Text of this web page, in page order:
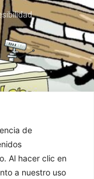
de
Al hacer clic en
a nuestro uso